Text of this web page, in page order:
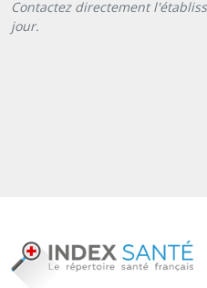
Contactez directement
jour.